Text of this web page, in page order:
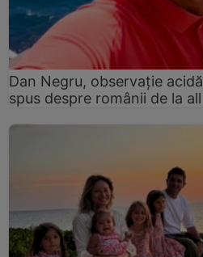
Dan Negru, observație
spus despre românii de la